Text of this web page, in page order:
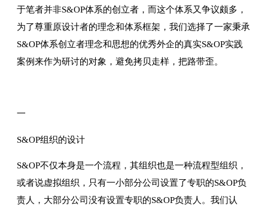
于笔者并非S&OP体系的创立者，而这个体系又争议颇多，
为了尊重原设计者的理念和体系框架，我们选择了一家秉承
S&OP体系创立者理念和思想的优秀外企的真实S&OP实践
案例来作为研讨的对象，避免拷贝走样，把路带歪。
一
S&OP组织的设计
S&OP不仅本身是一个流程，其组织也是一种流程型组织，
或者说虚拟组织，只有一小部分公司设置了专职的S&OP负
责人，大部分公司没有设置专职的S&OP负责人。我们认